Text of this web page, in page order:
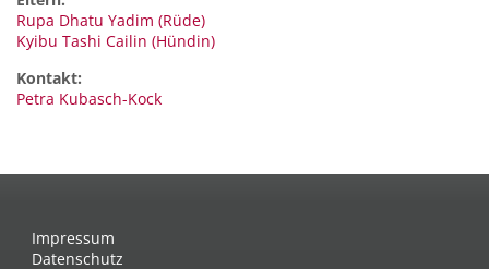
Rupa Dhatu Yadim (Rüde)
Kyibu Tashi Cailin (Hündin)
Kontakt:
Petra Kubasch-Kock
Impressum
Datenschutz